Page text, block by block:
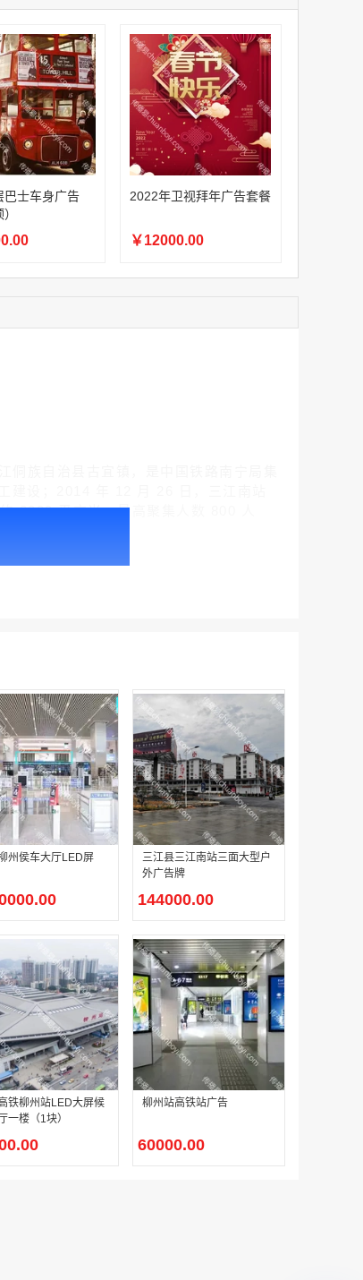
￥27600.00
香港双层巴士车身广告（含车顶）
户外广告 天津社区道闸广告 天津小区道闸广告投放价格
￥1100.00
户外广告 河北社区道闸广告 河北小区道闸广告投放价格
￥1100.00
香港有轨双层旅游巴士车身广告
￥25300.00
巴士车身广告
2022年卫视拜年广告套餐
￥12000.00
3000 平方米，最高聚集人数 800 人
州侯车大厅LED屏
三江县三江南站三面大型户
外广告牌
144000.00
铁柳州站LED大屏候
一楼（1块）
柳州站高铁站广告
60000.00